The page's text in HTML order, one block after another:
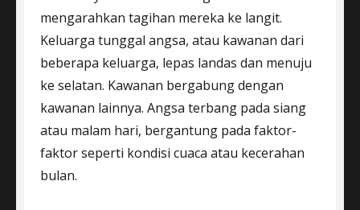
mengarahkan tagihan mereka ke langit.
Keluarga tunggal angsa, atau kawanan dari
beberapa keluarga, lepas landas dan menuju
ke selatan. Kawanan bergabung dengan
kawanan lainnya. Angsa terbang pada siang
atau malam hari, bergantung pada faktor-
faktor seperti kondisi cuaca atau kecerahan
bulan.